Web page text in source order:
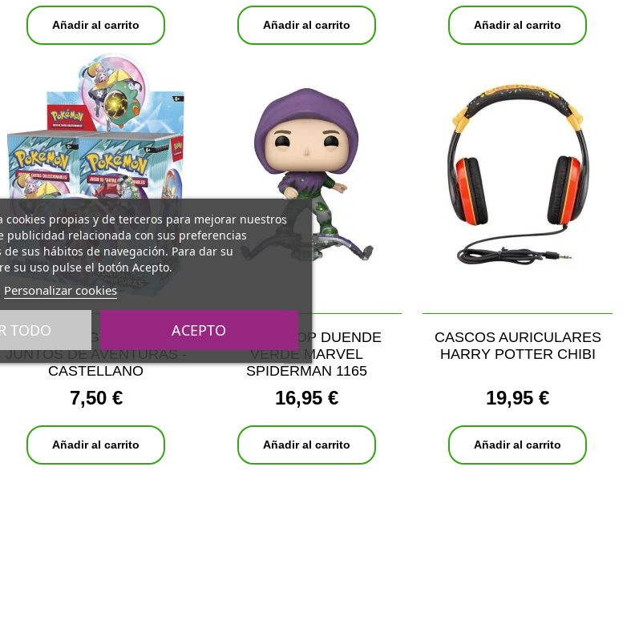
Añadir al carrito Añadir al carrito Añadir al carrito
SOBRE TCG POKEMON
JUNTOS DE AVENTURAS -
CASTELLANO
7,50 €
Añadir al carrito
FUNKO POP DUENDE
VERDE MARVEL
SPIDERMAN 1165
16,95 €
Añadir al carrito
CASCOS AURICULARES
HARRY POTTER CHIBI
19,95 €
Añadir al carrito
cookies propias y de terceros para mejorar nuestros
publicidad relacionada con sus preferencias
sus hábitos de navegación. Para dar su
su uso pulse el botón Acepto.
Personalizar cookies
TODO ACEPTO